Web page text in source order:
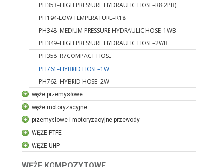
PH353–HIGH PRESSURE HYDRAULIC HOSE–R8(2PB)
PH194-LOW TEMPERATURE–R18
PH348–MEDIUM PRESSURE HYDRAULIC HOSE–1WB
PH349–HIGH PRESSURE HYDRAULIC HOSE–2WB
PH358–R7COMPACT HOSE
PH761–HYBRID HOSE–1W
PH762–HYBRID HOSE–2W
węże przemysłowe
węże motoryzacyjne
przemysłowe i motoryzacyjne przewody
WĘŻE PTFE
WĘŻE UHP